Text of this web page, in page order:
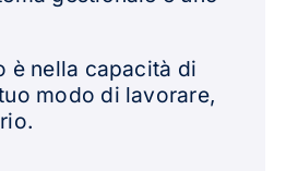
è nella capacità di
modo di lavorare,